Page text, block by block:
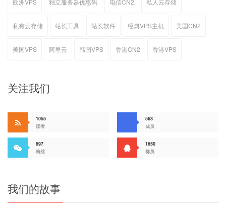
欧洲VPS 独立服务器优惠码 电信CN2 私人云存储
私有云存储 站长工具 站长软件 经典VPS主机 美国CN2
美国VPS 阿里云 韩国VPS 香港CN2 香港VPS
关注我们
1055
读者
563
成员
897
粉丝
1650
群员
我们的故事